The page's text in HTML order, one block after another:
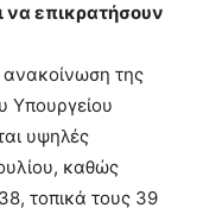
επικρατήσουν
της
Υπουργείου
υψηλές
καθώς
τοπικά τους 39